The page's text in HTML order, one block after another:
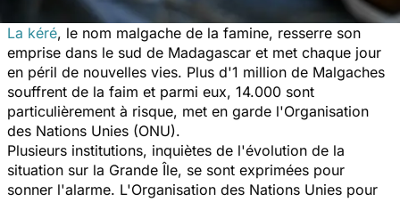
La kéré, le nom malgache de la famine, resserre son
emprise dans le sud de Madagascar et met chaque jour
en péril de nouvelles vies. Plus d'1 million de Malgaches
souffrent de la faim et parmi eux, 14.000 sont
particulièrement à risque, met en garde l'Organisation
des Nations Unies (ONU).
Plusieurs institutions, inquiètes de l'évolution de la
situation sur la Grande Île, se sont exprimées pour
sonner l'alarme. L'Organisation des Nations Unies pour